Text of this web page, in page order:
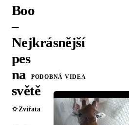
Boo
–
Nejkrásnější
pes
na
světě
Zvířata
PODOBNÁ VIDEA